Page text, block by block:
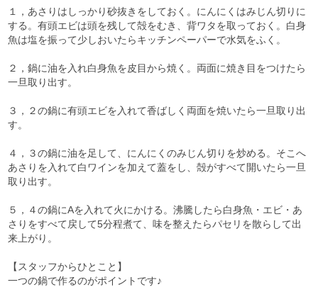
１，あさりはしっかり砂抜きをしておく。にんにくはみじん切りに
する。有頭エビは頭を残して殻をむき、背ワタを取っておく。白身
魚は塩を振って少しおいたらキッチンペーパーで水気をふく。
２，鍋に油を入れ白身魚を皮目から焼く。両面に焼き目をつけたら
一旦取り出す。
３，２の鍋に有頭エビを入れて香ばしく両面を焼いたら一旦取り出
す。
４，３の鍋に油を足して、にんにくのみじん切りを炒める。そこへ
あさりを入れて白ワインを加えて蓋をし、殻がすべて開いたら一旦
取り出す。
５，４の鍋にAを入れて火にかける。沸騰したら白身魚・エビ・あ
さりをすべて戻して5分程煮て、味を整えたらパセリを散らして出
来上がり。
【スタッフからひとこと】
一つの鍋で作るのがポイントです♪